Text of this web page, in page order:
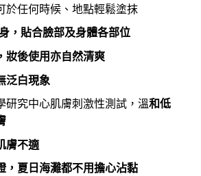
於任何時候、地點輕鬆塗抹
，貼合臉部及身體各部位
妝後使用亦自然清爽
泛白現象
研究中心肌膚刺激性測試，溫和低
膚不適
，夏日海灘都不用擔心沾黏